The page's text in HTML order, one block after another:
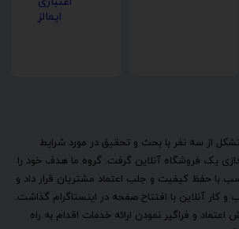
گروه ما متشکل از سه نفر با بحث و تحقیق در مورد شرایط
یک فروشگاه آنلاین گرفت. گروه ما هدف خود را
با حفظ کیفیت و جلب اعتماد مشتریان قرار داد و
کار آنلاین با افتتاح صفحه در اینستاگرام گذاشت.
و فراگیر نمودن ارائه خدمات اقدام به راه